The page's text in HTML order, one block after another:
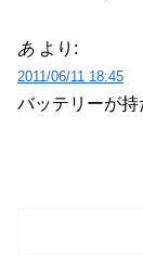
あ より:
2011/06/11 18:45
バッテリーが